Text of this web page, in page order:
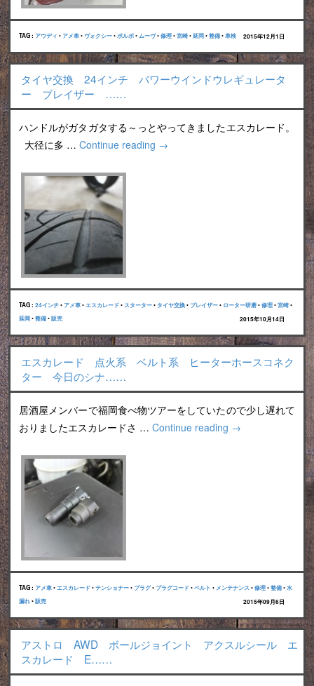
TAG : アウディ •アメ車• ヴォクシー•ボルボ•ムーヴ•修理•宮崎•延岡•整備•車検 2015年12月1日
タイヤ交換 24インチ パワーウインドウレギュレータ
ー ブレイザー ……
ハンドルがガタガタする～っとやってきましたエスカレード。
大径に多 … Continue reading →
TAG : 24インチ•アメ車•エスカレード•スターター• タイヤ交換•ブレイザー• ローター研磨•修理•宮崎•
延岡•整備•販売 2015年10月14日
エスカレード 点火系 ベルト系 ヒーターホースコネク
ター 今日のシナ……
居酒屋メンバーで福岡食べ物ツアーをしていたので少し遅れて
おりましたエスカレードさ … Continue reading →
TAG : アメ車•エスカレード•テンショナー•プラグ•プラグコード•ベルト • メンテナンス•修理•整備•水
漏れ•販売 2015年09月6日
アストロ AWD ボールジョイント アクスルシール エ
スカレード E……